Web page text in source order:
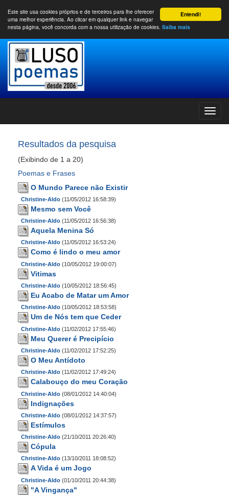
Entendi!
Este site usa cookies próprios e de terceiros para lhe oferecer
uma melhor experiência. Ao clicar em qualquer link e navegar
nesta página, você concorda com a nossa utilização de cookies. Saiba mais
Resultados da pesquisa
(Exibindo de 1 a 20)
Poemas e Frases
O Mundo Parece não Existir
Christine-Aldo (11/05/2012 16:58:39)
Mesmo sem Você
Christine-Aldo (11/05/2012 16:56:38)
Aquela Menina Só
Christine-Aldo (11/05/2012 16:53:24)
Como é lindo o meu amor
Christine-Aldo (10/05/2012 19:00:07)
Vitimas
Christine-Aldo (10/05/2012 18:56:45)
Eu Acabo de Matar um Amor
Christine-Aldo (10/05/2012 18:53:58)
Um de Nós tem que Ceder
Christine-Aldo (11/02/2012 17:55:46)
Meu Querer é Precipício
Christine-Aldo (11/02/2012 17:52:25)
O Meu Antídoto
Christine-Aldo (11/02/2012 17:49:24)
Calabouço do meu Coração
Christine-Aldo (08/01/2012 14:40:04)
Indignações
Christine-Aldo (08/01/2012 14:37:57)
Estímulos
Christine-Aldo (21/10/2011 20:26:40)
Cópula
Christine-Aldo (13/10/2011 18:08:52)
A Vida é um Jogo
Christine-Aldo (01/10/2011 20:44:38)
"A Vingança"